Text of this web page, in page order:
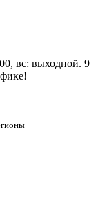
вс: выходной. 9